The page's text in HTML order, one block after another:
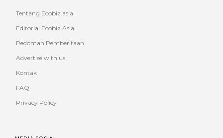
Tentang Ecobiz.asia
Editorial Ecobiz Asia
Pedoman Pemberitaan
Advertise with us
Kontak
FAQ
Privacy Policy